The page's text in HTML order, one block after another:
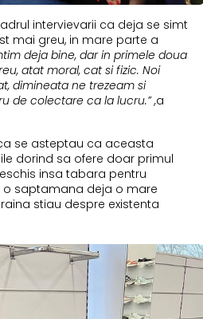
intervievarii ca deja se simt
mai greu, in mare parte a
deja bine, dar in primele doua
atat moral, cat si fizic. Noi
dimineata ne trezeam si
de colectare ca la lucru.” ,a
se asteptau ca aceasta
dorind sa ofere doar primul
insa tabara pentru
o saptamana deja o mare
stiau despre existenta